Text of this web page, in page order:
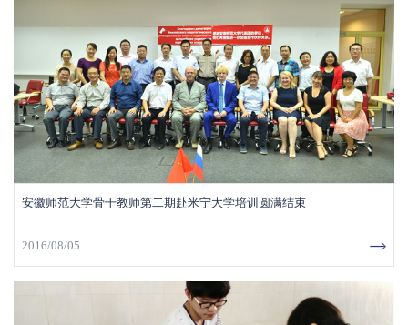
安徽师范大学骨干教师第二期赴米宁大学培训圆满结束
2016/08/05